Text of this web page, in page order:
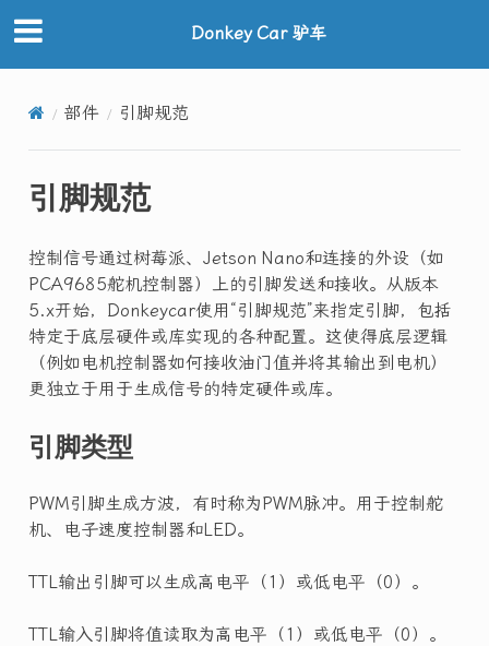
Donkey Car 驴车
部件 引脚规范
引脚规范
控制信号通过树莓派、Jetson Nano和连接的外设（如
PCA9685舵机控制器）上的引脚发送和接收。从版本
5.x开始，Donkeycar使用“引脚规范”来指定引脚，包括
特定于底层硬件或库实现的各种配置。这使得底层逻辑
（例如电机控制器如何接收油门值并将其输出到电机）
更独立于用于生成信号的特定硬件或库。
引脚类型
PWM引脚生成方波，有时称为PWM脉冲。用于控制舵
机、电子速度控制器和LED。
TTL输出引脚可以生成高电平（1）或低电平（0）。
TTL输入引脚将值读取为高电平（1）或低电平（0）。